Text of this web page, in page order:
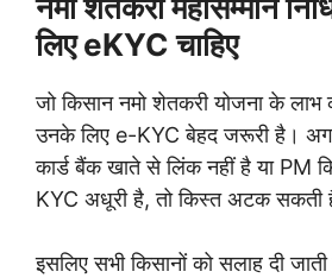
नमो शेतकरी महासम्मान
लिए eKYC चाहिए
जो किसान नमो शेतकरी योजना के लाभ
उनके लिए e-KYC बेहद जरूरी है।
कार्ड बैंक खाते से लिंक नहीं है या PM
KYC अधूरी है, तो किस्त अटक सकती
इसलिए सभी किसानों को सलाह दी